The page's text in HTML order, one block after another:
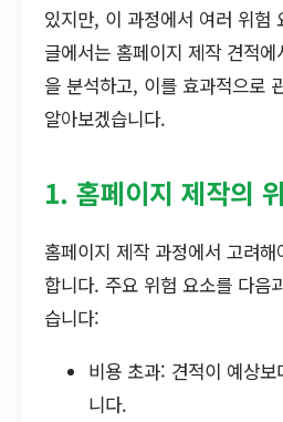
있지만, 이 과정에서 여러 위험
글에서는 홈페이지 제작 견적
을 분석하고, 이를 효과적으로
알아보겠습니다.
1. 홈페이지 제작의
홈페이지 제작 과정에서 고려
합니다. 주요 위험 요소를 다음
습니다:
비용 초과: 견적이 예상
니다.